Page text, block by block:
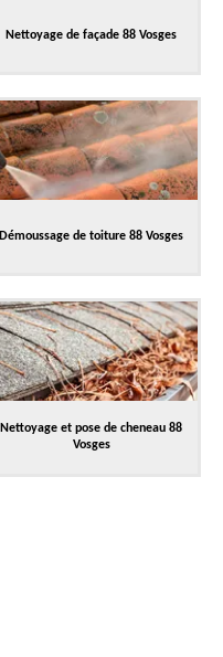
Nettoyage de façade 88 Vosges
Démoussage de toiture 88 Vosges
Nettoyage et pose de cheneau 88
Vosges